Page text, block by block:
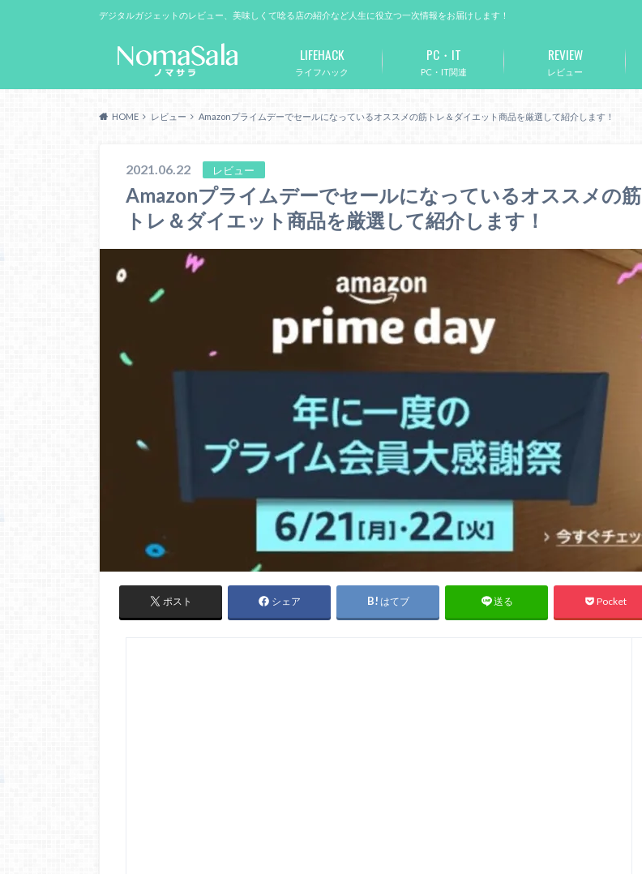
デジタルガジェットのレビュー、美味しくて唸る店の紹介など人生に役立つ一次情報をお届けします！
ライフハック
LIFEHACK
PC・IT関連
PC・IT
レビュー
REVIEW
HOME レビュー Amazonプライムデーでセールになっているオススメの筋トレ＆ダイエット商品を厳選して紹介します！
2021.06.22 レビュー
Amazonプライムデーでセールになっているオススメの筋
トレ＆ダイエット商品を厳選して紹介します！
ポスト シェア はてブ 送る Pocket